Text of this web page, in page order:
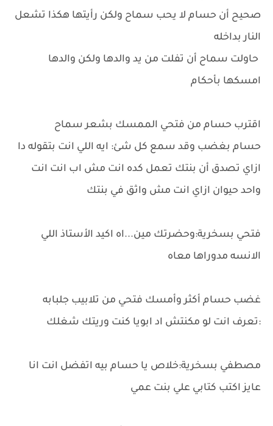
صحيح أن حسام لا يحب سماح ولكن رأيتها هكذا تشعل
النار بداخله
حاولت سماح أن تفلت من يد والدها ولكن والدها
امسكها بأحكام
اقترب حسام من فتحي الممسك بشعر سماح
حسام بغضب وقد سمع كل شئ: ايه اللي انت بتقوله دا
ازاي تصدق أن بنتك تعمل كده انت مش اب انت انت
واحد حيوان ازاي انت مش واثق في بنتك
فتحي بسخرية:وحضرتك مين...اه اكيد الأستاذ اللي
الانسه مدوراها معاه
غضب حسام أكثر وأمسك فتحي من تلابيب جلبابه
:تعرف انت لو مكنتش اد ابويا كنت وريتك شغلك
مصطفي بسخرية:خلاص يا حسام بيه اتفضل انت انا
عايز اكتب كتابي علي بنت عمي